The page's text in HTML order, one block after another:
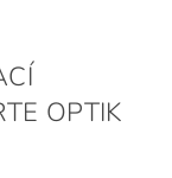
OPTIK